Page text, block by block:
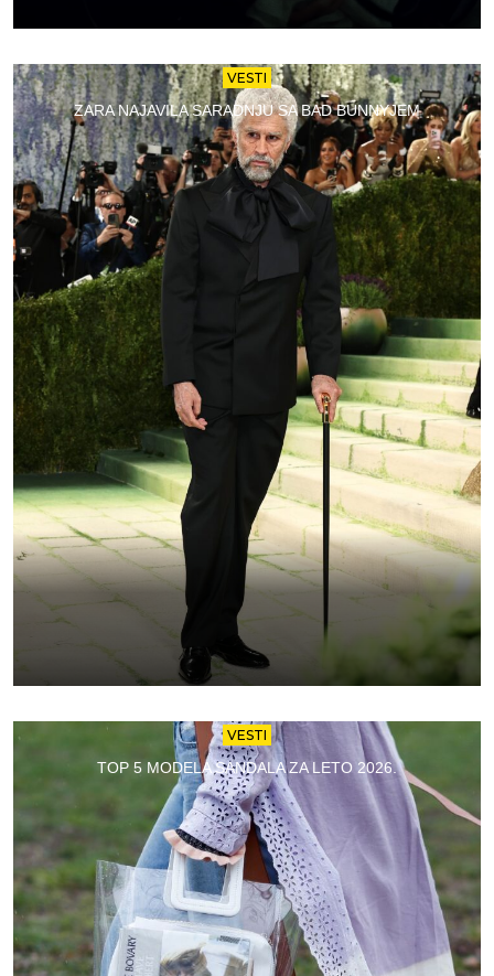
VESTI
ZARA NAJAVILA SARADNJU SA BAD BUNNYJEM
VESTI
TOP 5 MODELA SANDALA ZA LETO 2026.